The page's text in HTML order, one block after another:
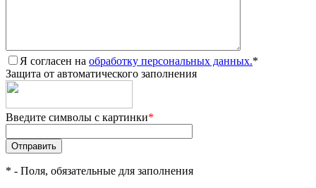
Я согласен на обработку персональных данных.*
Защита от автоматического заполнения
Введите символы с картинки*
* - Поля, обязательные для заполнения